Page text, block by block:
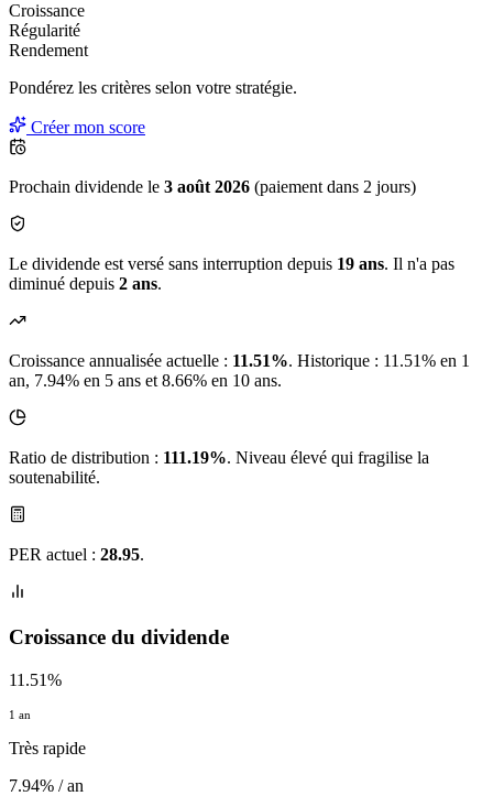
Croissance
Régularité
Rendement
Pondérez les critères selon votre stratégie.
Créer mon score
Prochain dividende le 3 août 2026 (paiement dans 2 jours)
Le dividende est versé sans interruption depuis 19 ans. Il n'a pas
diminué depuis 2 ans.
Croissance annualisée actuelle : 11.51%. Historique : 11.51% en 1
an, 7.94% en 5 ans et 8.66% en 10 ans.
Ratio de distribution : 111.19%. Niveau élevé qui fragilise la
soutenabilité.
PER actuel : 28.95.
Croissance du dividende
11.51%
1 an
Très rapide
7.94% / an